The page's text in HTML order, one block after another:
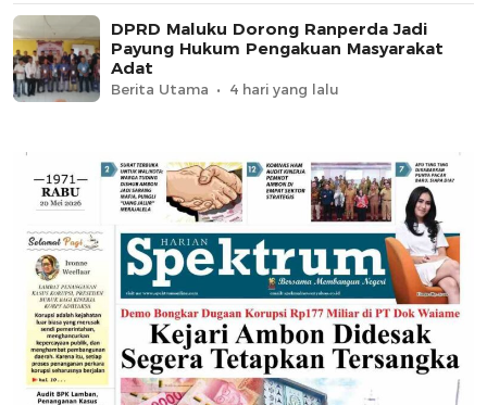
DPRD Maluku Dorong Ranperda Jadi
Payung Hukum Pengakuan Masyarakat
Adat
Berita Utama 4 hari yang lalu